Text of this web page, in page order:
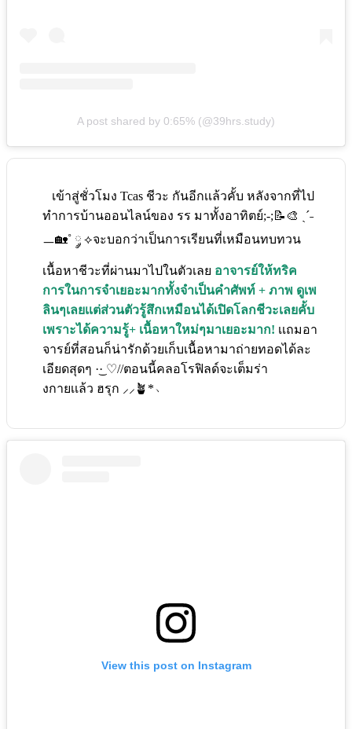
A post shared by 0:65% (@39hrs.study)
เข้าสู่ชั่วโมง Tcas ชีวะ กันอีกเเล้วคั้บ หลังจากที่ไป
ทำการบ้านออนไลน์ของ รร มาทั้งอาทิตย์;-;📝🎨 ˎˊ˗
ㅡ🏡˚ ༘ ⟡จะบอกว่าเป็นการเรียนที่เหมือนทบทวน
เนื้อหาชีวะที่ผ่านมาไปในตัวเลย อาจารย์ให้ทริค
การในการจำเยอะมากทั้งจำเป็นคำศัพท์ + ภาพ ดูเพ
ลินๆเลยเเต่ส่วนตัวรู้สึกเหมือนได้เปิดโลกชีวะเลยคั้บ
เพราะได้ความรู้+ เนื้อหาใหม่ๆมาเยอะมาก! เเถมอา
จารย์ที่สอนก็น่ารักด้วยเก็บเนื้อหามาถ่ายทอดได้ละ
เอียดสุดๆ ·͜· ♡//ตอนนี้คลอโรฟิลด์จะเต็มร่า
งกายเเล้ว ฮรุก ⸝⸝🪴*﹆
View this post on Instagram